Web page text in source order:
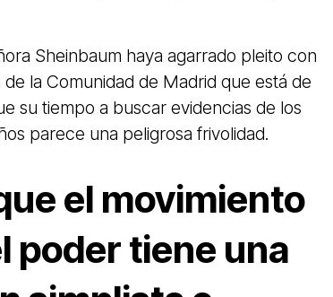
Sheinbaum haya agarrado pleito con
la Comunidad de Madrid que está de
su tiempo a buscar evidencias de los
parece una peligrosa frivolidad.
el movimiento
poder tiene una